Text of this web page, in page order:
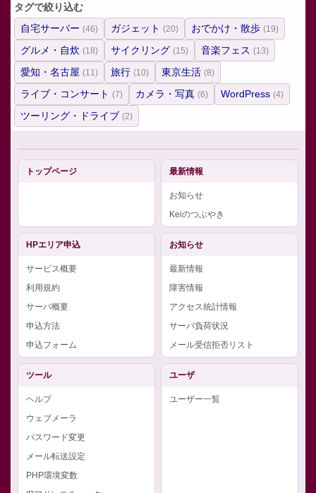
タグで絞り込む
自宅サーバー (46) ガジェット (20) おでかけ・散歩 (19)
グルメ・自炊 (18) サイクリング (15) 音楽フェス (13)
愛知・名古屋 (11) 旅行 (10) 東京生活 (8)
ライブ・コンサート (7) カメラ・写真 (6) WordPress (4)
ツーリング・ドライブ (2)
トップページ 最新情報
お知らせ
Keiのつぶやき
HPエリア申込
サービス概要
利用規約
サーバ概要
申込方法
申込フォーム
お知らせ
最新情報
障害情報
アクセス統計情報
サーバ負荷状況
メール受信拒否リスト
ツール
ヘルプ
ウェブメーラ
パスワード変更
メール転送設定
PHP環境変数
ユーザ
ユーザー一覧